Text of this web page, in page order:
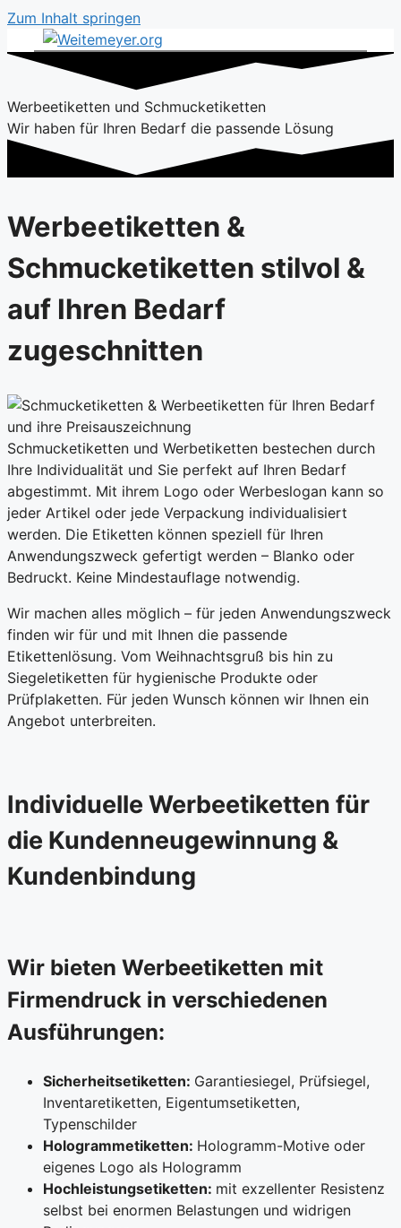
Zum Inhalt springen
Werbeetiketten und Schmucketiketten
Wir haben für Ihren Bedarf die passende Lösung
Werbeetiketten &
Schmucketiketten stilvol &
auf Ihren Bedarf
zugeschnitten
Schmucketiketten und Werbetiketten bestechen durch
Ihre Individualität und Sie perfekt auf Ihren Bedarf
abgestimmt. Mit ihrem Logo oder Werbeslogan kann so
jeder Artikel oder jede Verpackung individualisiert
werden. Die Etiketten können speziell für Ihren
Anwendungszweck gefertigt werden – Blanko oder
Bedruckt. Keine Mindestauflage notwendig.
Wir machen alles möglich – für jeden Anwendungszweck
finden wir für und mit Ihnen die passende
Etikettenlösung. Vom Weihnachtsgruß bis hin zu
Siegeletiketten für hygienische Produkte oder
Prüfplaketten. Für jeden Wunsch können wir Ihnen ein
Angebot unterbreiten.
Individuelle Werbeetiketten für
die Kundenneugewinnung &
Kundenbindung
Wir bieten Werbeetiketten mit
Firmendruck in verschiedenen
Ausführungen:
Sicherheitsetiketten: Garantiesiegel, Prüfsiegel,
Inventaretiketten, Eigentumsetiketten,
Typenschilder
Hologrammetiketten: Hologramm-Motive oder
eigenes Logo als Hologramm
Hochleistungsetiketten: mit exzellenter Resistenz
selbst bei enormen Belastungen und widrigen